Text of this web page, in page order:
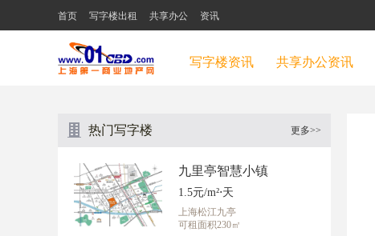
首页 写字楼出租 共享办公 资讯
写字楼资讯 共享办公资讯
热门写字楼 更多>>
九里亭智慧小镇
1.5元/m²⋅天
上海松江九亭
可租面积230㎡